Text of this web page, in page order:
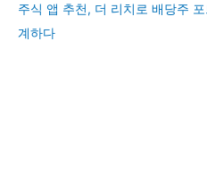
주식 앱 추천, 더 리치로 배당주
계하다